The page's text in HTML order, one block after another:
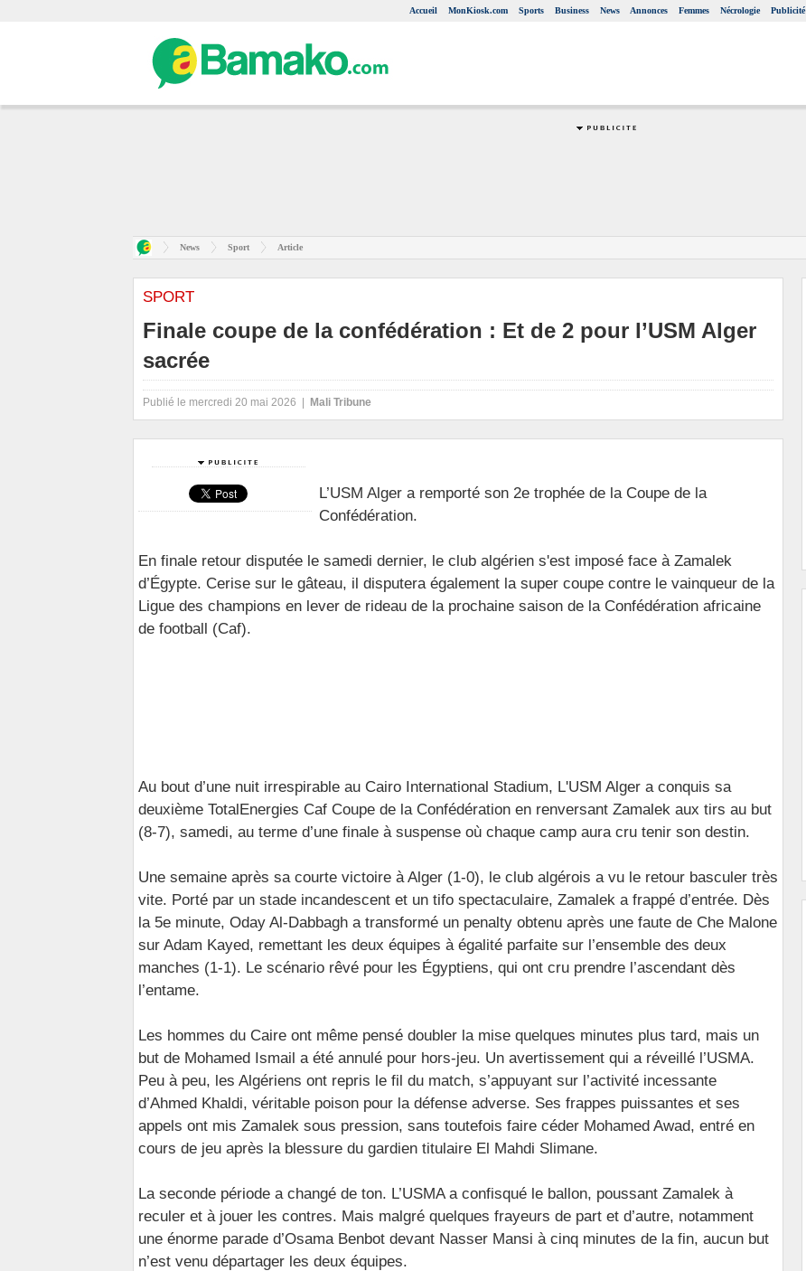
Accueil MonKiosk.com Sports Business News Annonces Femmes Nécrologie Publicité
News Sport Article
SPORT
Finale coupe de la confédération : Et de 2 pour l’USM Alger
sacrée
Publié le mercredi 20 mai 2026 | Mali Tribune
L’USM Alger a remporté son 2e trophée de la Coupe de la
Confédération.
En finale retour disputée le samedi dernier, le club algérien s'est imposé face à Zamalek
d’Égypte. Cerise sur le gâteau, il disputera également la super coupe contre le vainqueur de la
Ligue des champions en lever de rideau de la prochaine saison de la Confédération africaine
de football (Caf).
Au bout d’une nuit irrespirable au Cairo International Stadium, L'USM Alger a conquis sa
deuxième TotalEnergies Caf Coupe de la Confédération en renversant Zamalek aux tirs au but
(8-7), samedi, au terme d’une finale à suspense où chaque camp aura cru tenir son destin.
Une semaine après sa courte victoire à Alger (1-0), le club algérois a vu le retour basculer très
vite. Porté par un stade incandescent et un tifo spectaculaire, Zamalek a frappé d’entrée. Dès
la 5e minute, Oday Al-Dabbagh a transformé un penalty obtenu après une faute de Che Malone
sur Adam Kayed, remettant les deux équipes à égalité parfaite sur l’ensemble des deux
manches (1-1). Le scénario rêvé pour les Égyptiens, qui ont cru prendre l’ascendant dès
l’entame.
Les hommes du Caire ont même pensé doubler la mise quelques minutes plus tard, mais un
but de Mohamed Ismail a été annulé pour hors-jeu. Un avertissement qui a réveillé l’USMA.
Peu à peu, les Algériens ont repris le fil du match, s’appuyant sur l’activité incessante
d’Ahmed Khaldi, véritable poison pour la défense adverse. Ses frappes puissantes et ses
appels ont mis Zamalek sous pression, sans toutefois faire céder Mohamed Awad, entré en
cours de jeu après la blessure du gardien titulaire El Mahdi Slimane.
La seconde période a changé de ton. L’USMA a confisqué le ballon, poussant Zamalek à
reculer et à jouer les contres. Mais malgré quelques frayeurs de part et d’autre, notamment
une énorme parade d’Osama Benbot devant Nasser Mansi à cinq minutes de la fin, aucun but
n’est venu départager les deux équipes.